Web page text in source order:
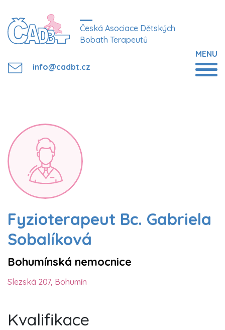
Česká Asociace Dětských
Bobath Terapeutů
info@cadbt.cz
MENU
Fyzioterapeut Bc. Gabriela
Sobalíková
Bohumínská nemocnice
Slezská 207, Bohumín
Kvalifikace